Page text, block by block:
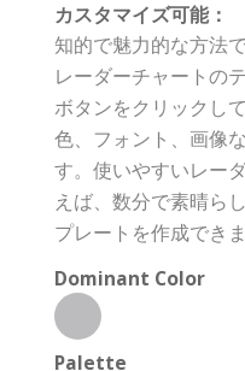
カスタマイズ可能：
知的で魅力的な方法
レーダーチャートの
ボタンをクリックし
色、フォント、画像
す。使いやすいレー
えば、数分で素晴ら
プレートを作成できま
Dominant Color
Palette